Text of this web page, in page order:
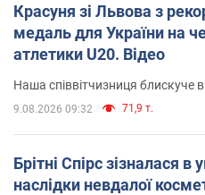
Красуня зі Львова з
медаль для України на
атлетики U20. Відео
Наша співвітчизниця блискуче
9.08.2026 09:32 71,9 т.
Брітні Спірс зізналася в
наслідки невдалої